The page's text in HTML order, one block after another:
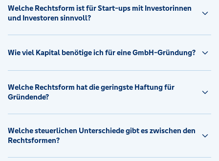
Welche Rechtsform ist für Start-ups mit Investorinnen
und Investoren sinnvoll?
Wie viel Kapital benötige ich für eine GmbH-Gründung?
Welche Rechtsform hat die geringste Haftung für
Gründende?
Welche steuerlichen Unterschiede gibt es zwischen den
Rechtsformen?